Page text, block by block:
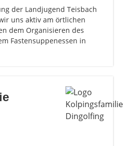
der Landjugend Teisbach
uns aktiv am örtlichen
dem Organisieren des
Fastensuppenessen in